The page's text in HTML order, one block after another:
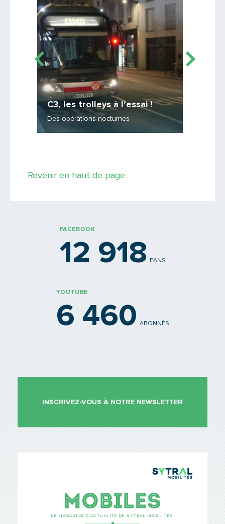
C3, les trolleys à l’essai !
Des opérations nocturnes
Revenir en haut de page
FACEBOOK
12 918 FANS
YOUTUBE
6 460 ABONNÉS
INSCRIVEZ-VOUS À NOTRE NEWSLETTER
LE MAGAZINE D’ACTUALITÉ DE SYTRAL MOBILITÉS